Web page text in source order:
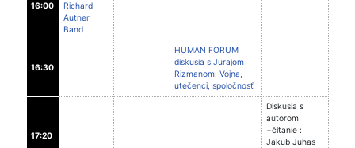
16:00
Richard
Autner
Band
16:30
HUMAN FORUM
diskusia s Jurajom
Rizmanom: Vojna,
utečenci, spoločnosť
17:20
Diskusia s
autorom
+čítanie :
Jakub Juhas